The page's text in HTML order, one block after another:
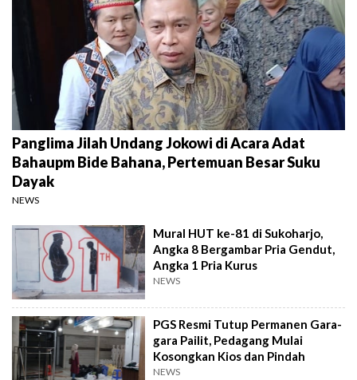
Panglima Jilah Undang Jokowi di Acara Adat
Bahaupm Bide Bahana, Pertemuan Besar Suku
Dayak
NEWS
Mural HUT ke-81 di Sukoharjo,
Angka 8 Bergambar Pria Gendut,
Angka 1 Pria Kurus
NEWS
PGS Resmi Tutup Permanen Gara-
gara Pailit, Pedagang Mulai
Kosongkan Kios dan Pindah
NEWS